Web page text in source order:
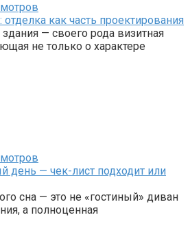
как часть проектирования
— своего рода визитная
не только о характере
день — чек-лист подходит или
сна — это не «гостиный» диван
а полноценная